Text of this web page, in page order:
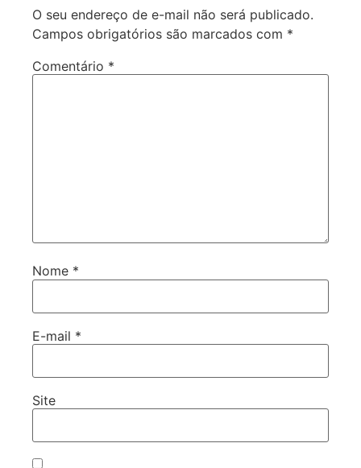
O seu endereço de e-mail não será publicado.
Campos obrigatórios são marcados com *
Comentário *
Nome *
E-mail *
Site